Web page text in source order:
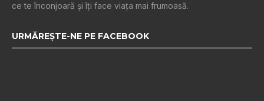
ce te înconjoară şi îţi face viaţa mai frumoasă.
URMĂREȘTE-NE PE FACEBOOK